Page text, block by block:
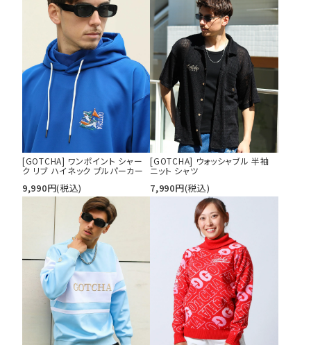
tune 絞り込んで検索する
[GOTCHA] ワンポイント シャー
ク リブ ハイネック プルパーカー
9,990円(税込)
[GOTCHA] ウォッシャブル 半袖
ニット シャツ
7,990円(税込)